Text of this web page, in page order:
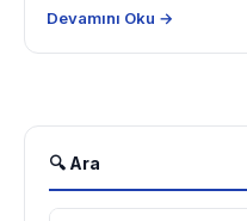
Devamını Oku →
🔍 Ara